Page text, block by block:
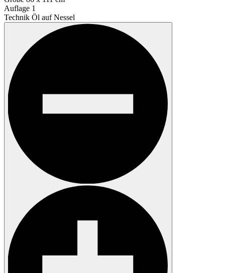
Auflage 1
Technik Öl auf Nessel